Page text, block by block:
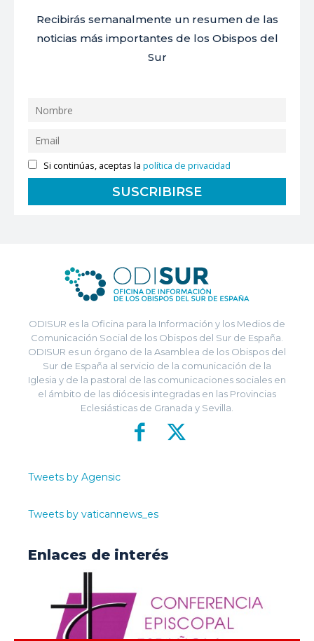
Recibirás semanalmente un resumen de las
noticias más importantes de los Obispos del
Sur
Si continúas, aceptas lapolítica de privacidad
ODISUR es la Oficina para la Información y los Medios de
Comunicación Social de los Obispos del Sur de España.
ODISUR es un órgano de la Asamblea de los Obispos del
Sur de España al servicio de la comunicación de la
Iglesia y de la pastoral de las comunicaciones sociales en
el ámbito de las diócesis integradas en las Provincias
Eclesiásticas de Granada y Sevilla.
Tweets by Agensic
Tweets by vaticannews_es
Enlaces de interés